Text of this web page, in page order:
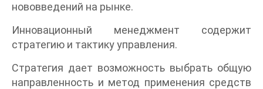
нововведений на рынке.
Инновационный менеджмент содержит
стратегию и тактику управления.
Стратегия дает возможность выбрать общую
направленность и метод применения средств